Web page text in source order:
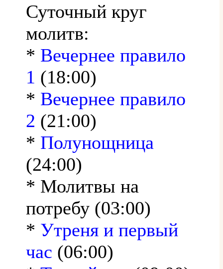
Суточный круг
молитв:
* Вечернее правило
1 (18:00)
* Вечернее правило
2 (21:00)
* Полунощница
(24:00)
* Молитвы на
потребу (03:00)
* Утреня и первый
час (06:00)